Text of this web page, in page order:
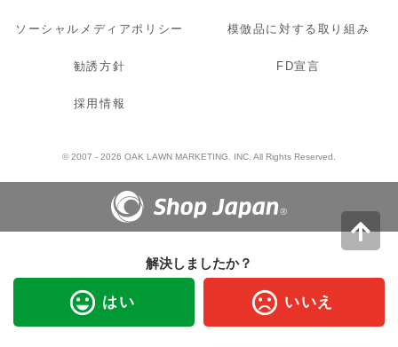
解決しましたか？
はい いいえ
ソーシャルメディアポリシー 模倣品に対する取り組み
勧誘方針 FD宣言
採用情報
© 2007 - 2026 OAK LAWN MARKETING. INC. All Rights Reserved.